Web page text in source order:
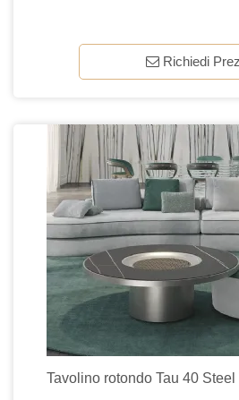
Richiedi
Tavolino rotondo Tau 40